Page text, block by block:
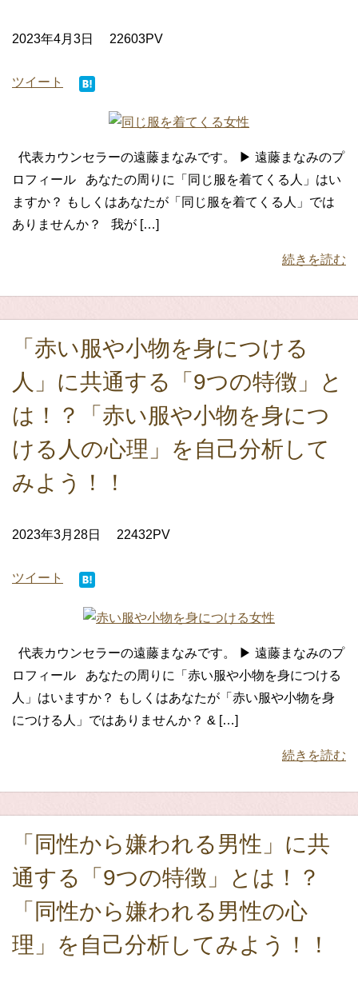
2023年4月3日 22603PV
ツイート
代表カウンセラーの遠藤まなみです。 ▶ 遠藤まなみのプ
ロフィール あなたの周りに「同じ服を着てくる人」はい
ますか？ もしくはあなたが「同じ服を着てくる人」では
ありませんか？ 我が […]
続きを読む
「赤い服や小物を身につける
人」に共通する「9つの特徴」と
は！？「赤い服や小物を身につ
ける人の心理」を自己分析して
みよう！！
2023年3月28日 22432PV
ツイート
代表カウンセラーの遠藤まなみです。 ▶ 遠藤まなみのプ
ロフィール あなたの周りに「赤い服や小物を身につける
人」はいますか？ もしくはあなたが「赤い服や小物を身
につける人」ではありませんか？ & […]
続きを読む
「同性から嫌われる男性」に共
通する「9つの特徴」とは！？
「同性から嫌われる男性の心
理」を自己分析してみよう！！